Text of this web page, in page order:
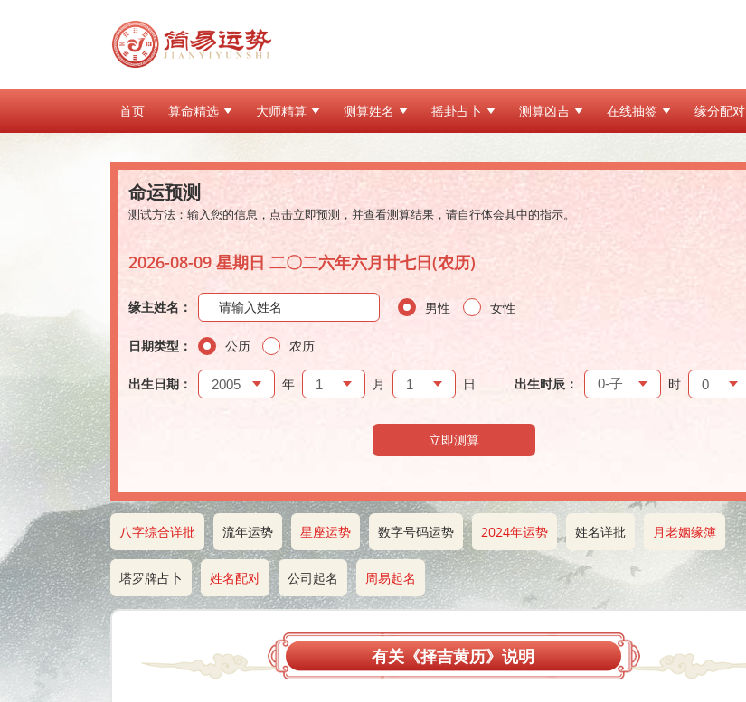
首页 算命精选 大师精算 测算姓名 摇卦占卜 测算凶吉 在线抽签 缘分配对
命运预测
测试方法：输入您的信息，点击立即预测，并查看测算结果，请自行体会其中的指示。
2026-08-09 星期日 二〇二六年六月廿七日(农历)
缘主姓名： 男性 女性
日期类型： 公历 农历
出生日期： 年 月 日 出生时辰： 时
立即测算
八字综合详批 流年运势 星座运势 数字号码运势 2024年运势 姓名详批 月老姻缘簿
塔罗牌占卜 姓名配对 公司起名 周易起名
有关《择吉黄历》说明